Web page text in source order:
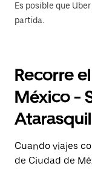
Es posible que
partida.
Recorre
México -
Cuando viajes
de Ciudad de